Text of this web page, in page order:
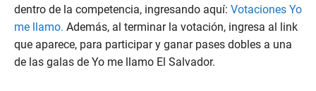
dentro de la competencia, ingresando aquí: Votaciones Yo
me llamo. Además, al terminar la votación, ingresa al link
que aparece, para participar y ganar pases dobles a una
de las galas de Yo me llamo El Salvador.